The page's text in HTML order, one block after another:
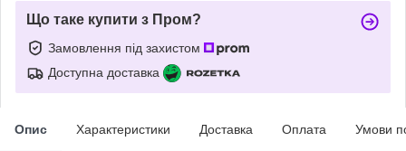
Що таке купити з Пром?
Замовлення під захистом
Доступна доставка
Опис Характеристики Доставка Оплата Умови